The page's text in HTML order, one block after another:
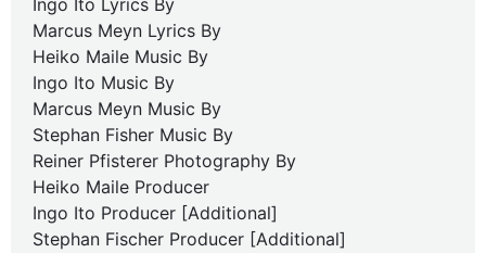
Ingo Ito Lyrics By
Marcus Meyn Lyrics By
Heiko Maile Music By
Ingo Ito Music By
Marcus Meyn Music By
Stephan Fisher Music By
Reiner Pfisterer Photography By
Heiko Maile Producer
Ingo Ito Producer [Additional]
Stephan Fischer Producer [Additional]